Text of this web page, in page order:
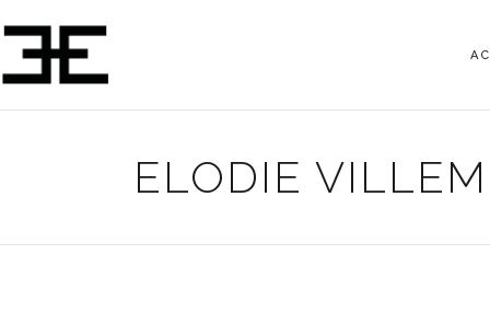
ELODIE